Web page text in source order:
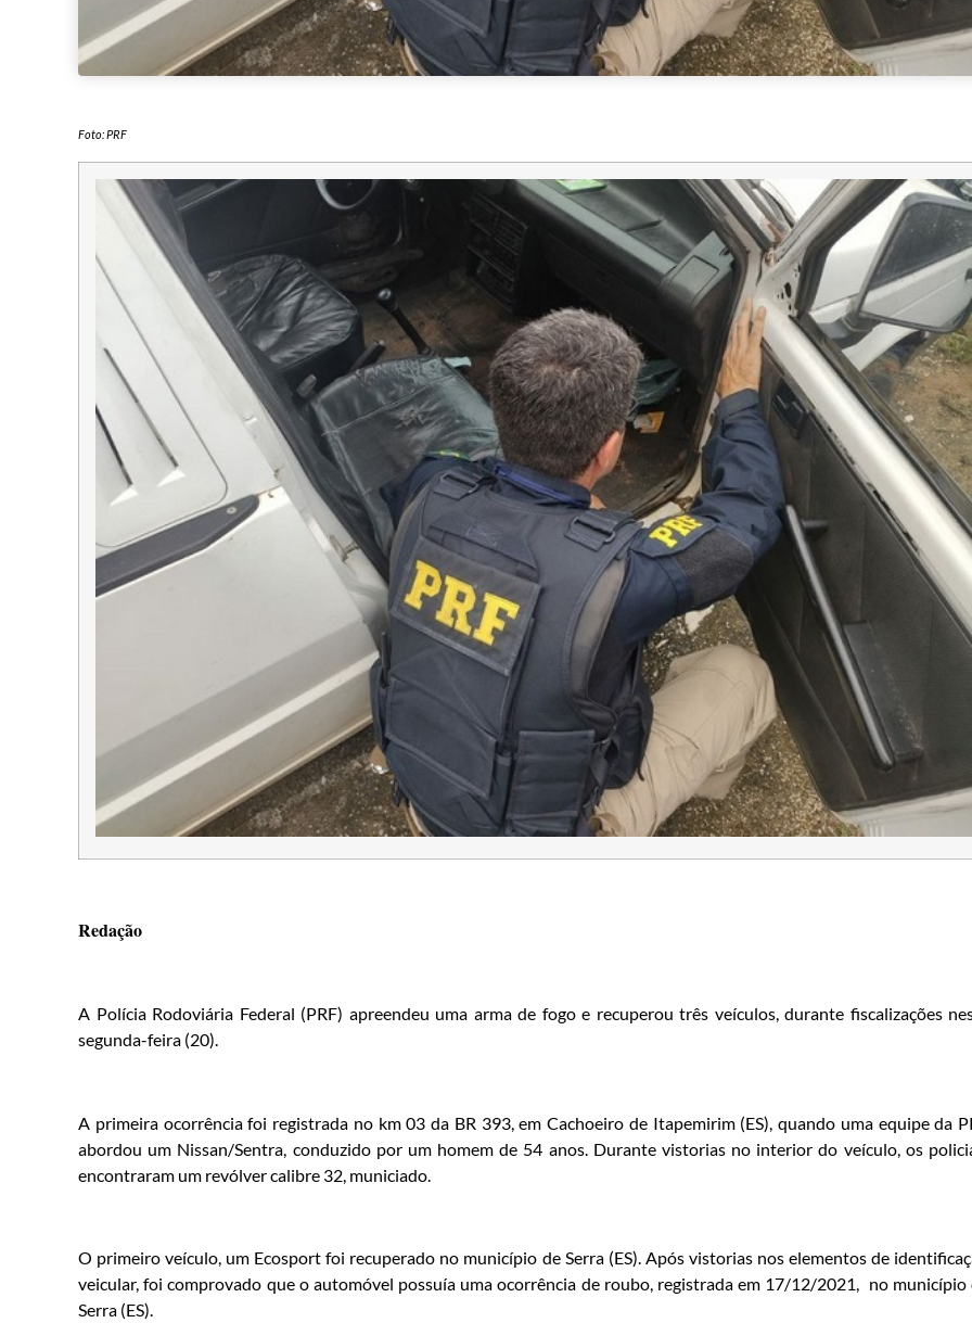
Foto: PRF
Redação
A Polícia Rodoviária Federal (PRF) apreendeu uma arma de fogo e recuperou três veículos, durante fiscalizações
segunda-feira (20).
A primeira ocorrência foi registrada no km 03 da BR 393, em Cachoeiro de Itapemirim (ES), quando uma equipe da
abordou um Nissan/Sentra, conduzido por um homem de 54 anos. Durante vistorias no interior do veículo, os
encontraram um revólver calibre 32, municiado.
O primeiro veículo, um Ecosport foi recuperado no município de Serra (ES). Após vistorias nos elementos de
veicular, foi comprovado que o automóvel possuía uma ocorrência de roubo, registrada em 17/12/2021, no município
Serra (ES).